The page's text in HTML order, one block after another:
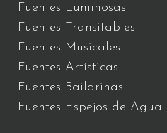
Fuentes Luminosas
Fuentes Transitables
Fuentes Musicales
Fuentes Artísticas
Fuentes Bailarinas
Fuentes Espejos de Agua